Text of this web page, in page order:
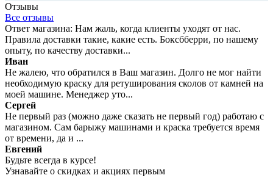
Отзывы
Все отзывы
Ответ магазина: Нам жаль, когда клиенты уходят от нас.
Правила доставки такие, какие есть. Боксбберри, по нашему
опыту, по качеству доставки...
Иван
Не жалею, что обратился в Ваш магазин. Долго не мог найти
необходимую краску для ретуширования сколов от камней на
моей машине. Менеджер уто...
Сергей
Не первый раз (можно даже сказать не первый год) работаю с
магазином. Сам барыжу машинами и краска требуется время
от времени, да и ...
Евгений
Будьте всегда в курсе!
Узнавайте о скидках и акциях первым